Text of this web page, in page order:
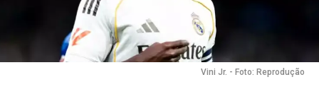
Vini Jr. - Foto: Reprodução